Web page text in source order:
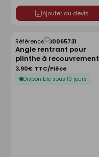
Ajouter au devis
Angle rentrant pour
plinthe à recouvrement
UNI - 3 x 10 cm - beige
ivory
Référence :30065731
Disponible sous 10 jours
3,90€ TTC/Pièce
Enregistrer
comme
liste